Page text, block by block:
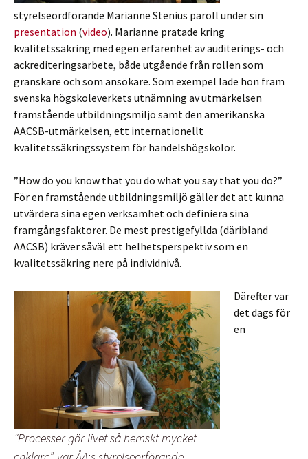
styrelseordförande Marianne Stenius paroll under sin
presentation (video). Marianne pratade kring
kvalitetssäkring med egen erfarenhet av auditerings- och
ackrediteringsarbete, både utgående från rollen som
granskare och som ansökare. Som exempel lade hon fram
svenska högskoleverkets utnämning av utmärkelsen
framstående utbildningsmiljö samt den amerikanska
AACSB-utmärkelsen, ett internationellt
kvalitetssäkringssystem för handelshögskolor.
”How do you know that you do what you say that you do?”
För en framstående utbildningsmiljö gäller det att kunna
utvärdera sina egen verksamhet och definiera sina
framgångsfaktorer. De mest prestigefyllda (däribland
AACSB) kräver såväl ett helhetsperspektiv som en
kvalitetssäkring nere på individnivå.
”Processer gör livet så hemskt mycket
Därefter var
det dags för
en